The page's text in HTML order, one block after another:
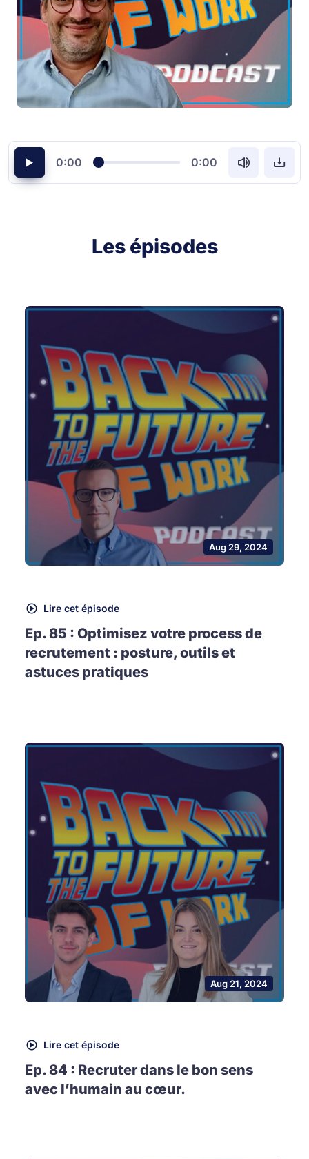
0:00 0:00
Les épisodes
Aug 29, 2024
Lire cet épisode
Ep. 85 : Optimisez votre process de
recrutement : posture, outils et
astuces pratiques
Aug 21, 2024
Lire cet épisode
Ep. 84 : Recruter dans le bon sens
avec l’humain au cœur.